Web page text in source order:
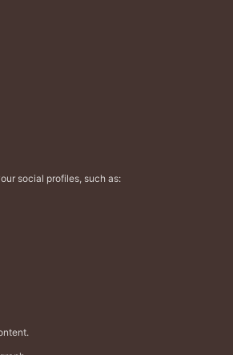
social profiles, such as: